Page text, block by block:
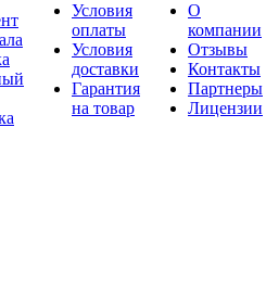
Условия
оплаты
Условия
доставки
Гарантия
на товар
О
компании
Отзывы
Контакты
Партнеры
Лицензии